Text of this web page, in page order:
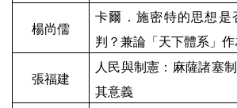
楊尚儒
卡爾．施密特的思想
判？兼論「天下體系」
張福建
人民與制憲：麻薩諸塞
其意義